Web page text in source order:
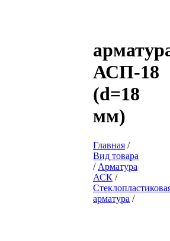
АСП-18
(d=18
мм)
Главная /
Вид товара
/ Арматура
АСК /
арматура /